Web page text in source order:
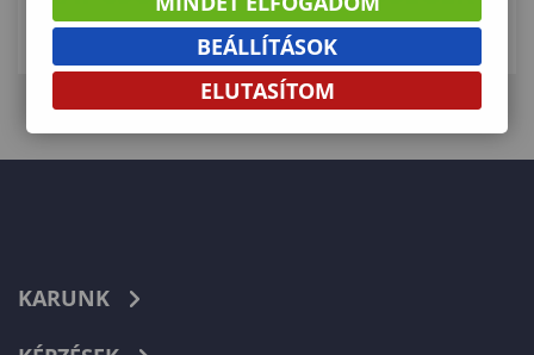
KARUNK
BEÁLLÍTÁSOK
ELUTASÍTOM